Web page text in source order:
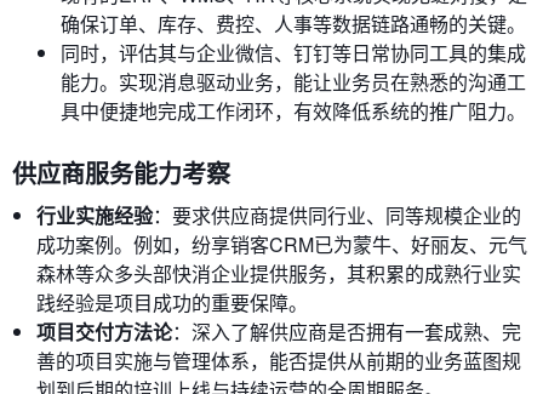
确保订单、库存、费控、人事等数据链路通畅的关键。
同时，评估其与企业微信、钉钉等日常协同工具的集成
能力。实现消息驱动业务，能让业务员在熟悉的沟通工
具中便捷地完成工作闭环，有效降低系统的推广阻力。
供应商服务能力考察
行业实施经验：要求供应商提供同行业、同等规模企业的
成功案例。例如，纷享销客CRM已为蒙牛、好丽友、元气
森林等众多头部快消企业提供服务，其积累的成熟行业实
践经验是项目成功的重要保障。
项目交付方法论：深入了解供应商是否拥有一套成熟、完
善的项目实施与管理体系，能否提供从前期的业务蓝图规